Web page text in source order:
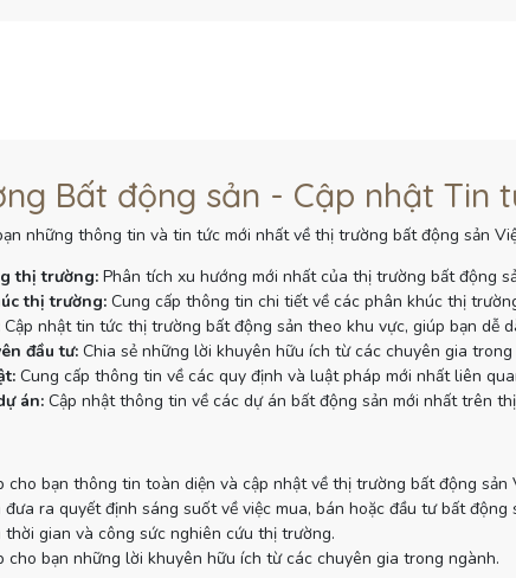
Bất động sản - Cập nhật Tin
những thông tin và tin tức mới nhất về thị trường bất động sản
thị trường:Phân tích xu hướng mới nhất của thị trường bất động
thị trường:Cung cấp thông tin chi tiết về các phân khúc thị
Cập nhật tin tức thị trường bất động sản theo khu vực, giúp bạn dễ
đầu tư:Chia sẻ những lời khuyên hữu ích từ các chuyên gia
Cung cấp thông tin về các quy định và luật pháp mới nhất liên
án:Cập nhật thông tin về các dự án bất động sản mới nhất trên
cho bạn thông tin toàn diện và cập nhật về thị trường bất động sản
đưa ra quyết định sáng suốt về việc mua, bán hoặc đầu tư bất động
thời gian và công sức nghiên cứu thị trường.
cho bạn những lời khuyên hữu ích từ các chuyên gia trong ngành.